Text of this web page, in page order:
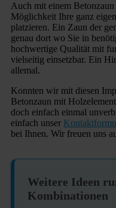
Auch mit einem
Möglichkeit Ihre ganz
platzieren. Ein Zaun der
genau dort wo Sie in
hochwertige Qualität mit
vielseitig einsetzbar. Ein
allemal.
Konnten wir mit diesen
Betonzaun mit
doch einfach einmal
einfach unser
bei Ihnen. Wir freuen uns
Weitere Ideen
Kombinationen